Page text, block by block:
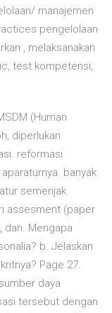
manajemen
pengelolaan
, melaksanakan
test kompetensi,
(Human
diperlukan
reformasi
banyak
semenjak
assesment (paper
Mengapa
b. Jelaskan
Page 27.
daya
tersebut dengan